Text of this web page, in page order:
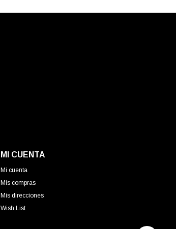
MI CUENTA
Mi cuenta
Mis compras
Mis direcciones
Wish List